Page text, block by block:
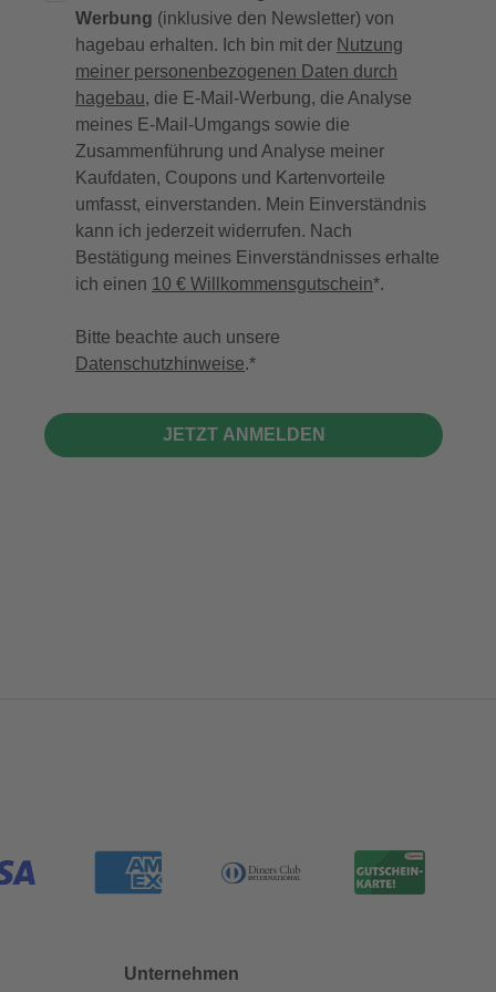
Werbung (inklusive den Newsletter) von
hagebau erhalten. Ich bin mit der Nutzung
meiner personenbezogenen Daten durch
hagebau, die E-Mail-Werbung, die Analyse
meines E-Mail-Umgangs sowie die
Zusammenführung und Analyse meiner
Kaufdaten, Coupons und Kartenvorteile
umfasst, einverstanden. Mein Einverständnis
kann ich jederzeit widerrufen. Nach
Bestätigung meines Einverständnisses erhalte
ich einen 10 € Willkommensgutschein*.
Bitte beachte auch unsere
Datenschutzhinweise.
JETZT ANMELDEN
Unternehmen